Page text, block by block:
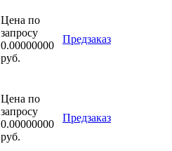
Цена по
запросу
0.00000000
руб.
Предзаказ
Цена по
запросу
0.00000000
руб.
Предзаказ